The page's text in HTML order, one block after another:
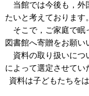
当館では今後も，外
たいと考えております。
そこで，ご家庭で眠
図書館へ寄贈をお願い
資料の取り扱いにつ
によって選定させてい
資料は子どもたちを